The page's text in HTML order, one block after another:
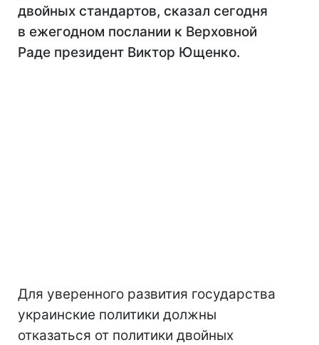
двойных стандартов, сказал сегодня
в ежегодном послании к Верховной
Раде президент Виктор Ющенко.
Для уверенного развития государства
украинские политики должны
отказаться от политики двойных